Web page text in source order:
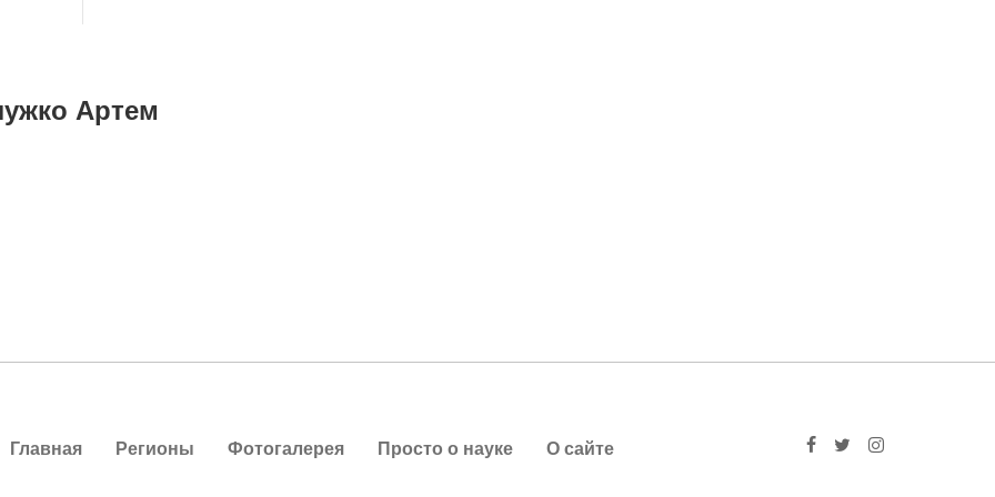
Артем
Главная Регионы Фотогалерея Просто о науке О сайте